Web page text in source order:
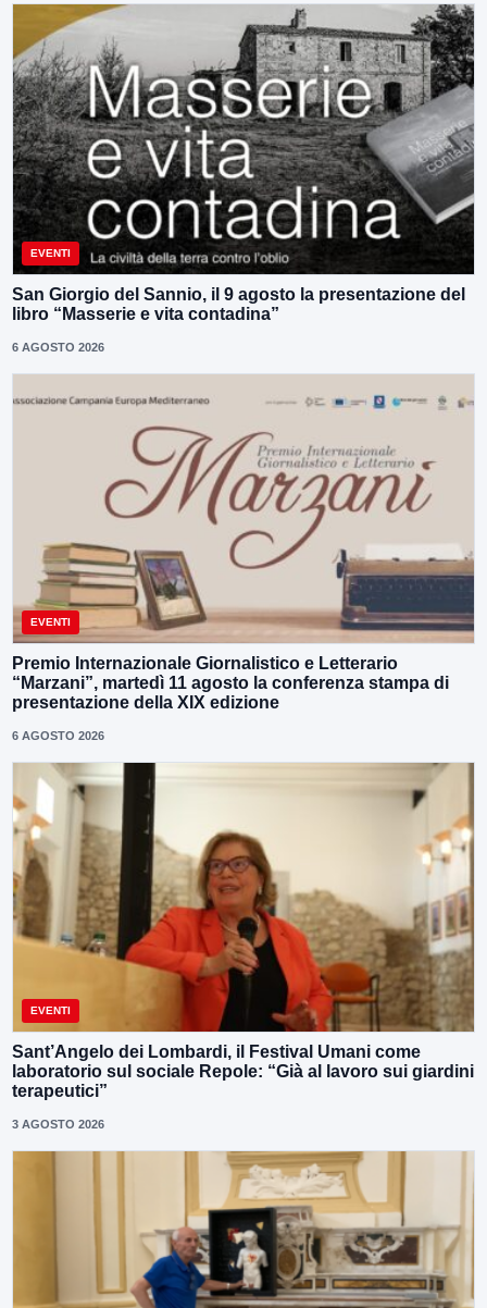
EVENTI
San Giorgio del Sannio, il 9 agosto la presentazione del
libro “Masserie e vita contadina”
6 AGOSTO 2026
EVENTI
Premio Internazionale Giornalistico e Letterario
“Marzani”, martedì 11 agosto la conferenza stampa di
presentazione della XIX edizione
6 AGOSTO 2026
EVENTI
Sant’Angelo dei Lombardi, il Festival Umani come
laboratorio sul sociale Repole: “Già al lavoro sui giardini
terapeutici”
3 AGOSTO 2026